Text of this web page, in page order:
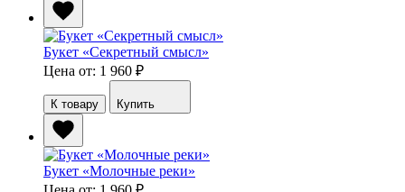
Букет «Секретный смысл»
Цена от: 1 960 ₽
К товару Купить
Букет «Молочные реки»